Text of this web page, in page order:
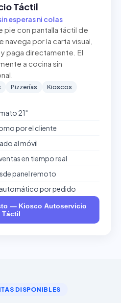
Táctil
esperas ni colas
pie con pantalla táctil de
por la carta visual,
paga directamente. El
a cocina sin
Pizzerías
Kioscos
21"
por el cliente
al móvil
en tiempo real
panel remoto
por pedido
— Kiosco Autoservicio
Táctil
DISPONIBLES